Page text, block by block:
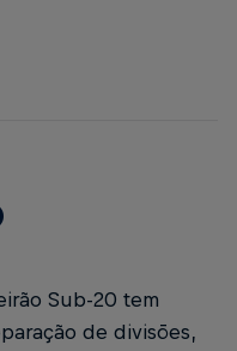
Sub-20 tem
de divisões,